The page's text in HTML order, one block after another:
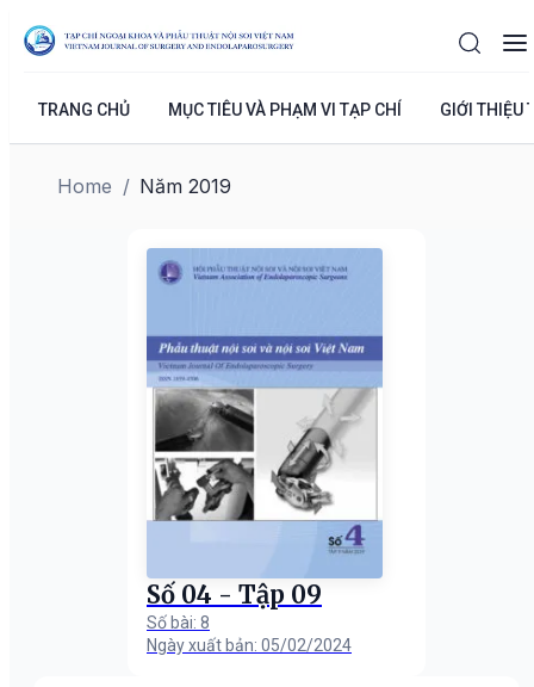
TRANG CHỦ MỤC TIÊU VÀ PHẠM VI TẠP CHÍ GIỚI THIỆU
Home / Năm 2019
Số 04 - Tập 09
Số bài: 8
Ngày xuất bản: 05/02/2024